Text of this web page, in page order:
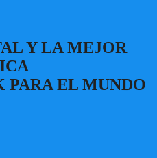
Y LA MEJOR
PARA EL MUNDO